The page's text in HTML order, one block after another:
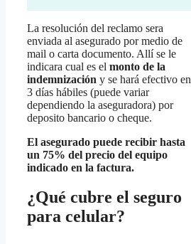
La resolución del reclamo sera
enviada al asegurado por medio de
mail o carta documento. Allí se le
indicara cual es el monto de la
indemnización y se hará efectivo en
3 días hábiles (puede variar
dependiendo la aseguradora) por
deposito bancario o cheque.
El asegurado puede recibir hasta
un 75% del precio del equipo
indicado en la factura.
¿Qué cubre el seguro
para celular?